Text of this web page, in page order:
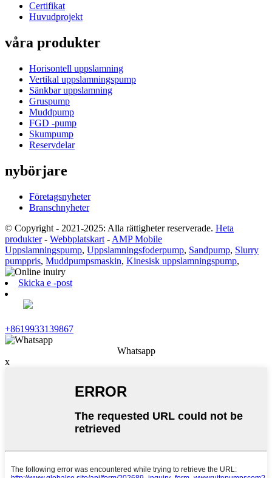
Certifikat
Huvudprojekt
våra produkter
Horisontell uppslamning
Vertikal uppslamningspump
Sänkbar uppslamning
Gruspump
Muddpump
FGD -pump
Skumpump
Reservdelar
nybörjare
Företagsnyheter
Branschnyheter
© Copyright - 2021-2025: Alla rättigheter reserverade. Heta
produkter- Webbplatskart - AMP Mobile
Uppslamningspump, Uppslamningsfoderpump, Sandpump, Slurry
pumppris, Muddpumpsmaskin, Kinesisk uppslamningspump,
Skicka e -post
+8619933139867
Whatsapp
x